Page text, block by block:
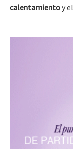
calentamientoy